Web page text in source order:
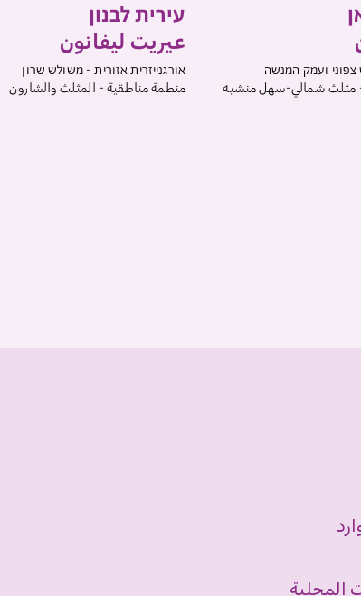
المحلية
צפוני ועמק המנשה
مثلث شمالي-سهل منشيه
עירית לבנון
عيريت ليفانون
אורגנייזרית אזורית - משולש שרון
منطمة مناطقية - المثلث والشارون